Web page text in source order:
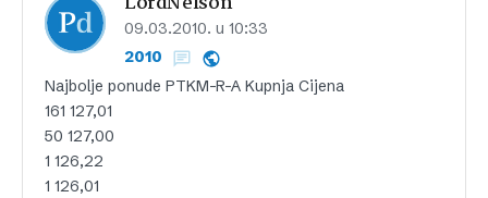
09.03.2010. u 10:33
2010
Najbolje ponude PTKM-R-A Kupnja Cijena
161 127,01
50 127,00
1 126,22
1 126,01